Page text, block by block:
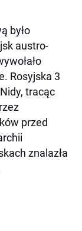
było
austro-
Rosyjska 3
tracąc
przed
znalazła